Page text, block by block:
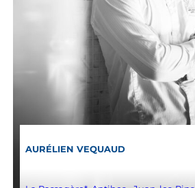
AURÉLIEN VEQUAUD